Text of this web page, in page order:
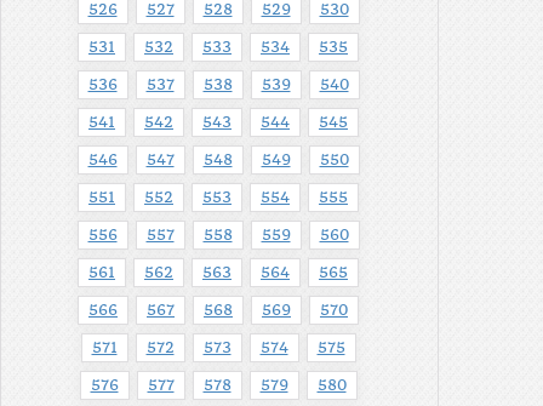
526 527 528 529 530
531 532 533 534 535
536 537 538 539 540
541 542 543 544 545
546 547 548 549 550
551 552 553 554 555
556 557 558 559 560
561 562 563 564 565
566 567 568 569 570
571 572 573 574 575
576 577 578 579 580